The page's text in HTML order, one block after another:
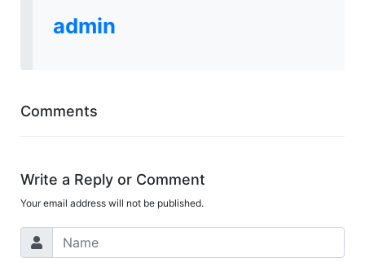
admin
Comments
Write a Reply or Comment
Your email address will not be published.